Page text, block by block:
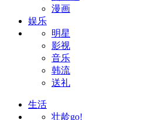
漫画
娱乐
明星
影视
音乐
韩流
送礼
生活
壮龄go!